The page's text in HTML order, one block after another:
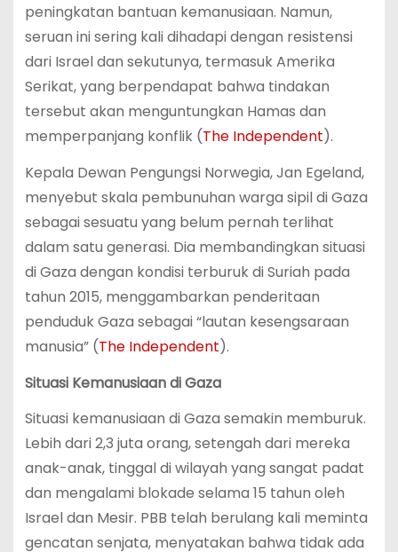
peningkatan bantuan kemanusiaan. Namun,
seruan ini sering kali dihadapi dengan resistensi
dari Israel dan sekutunya, termasuk Amerika
Serikat, yang berpendapat bahwa tindakan
tersebut akan menguntungkan Hamas dan
memperpanjang konflik​ (The Independent)​.
Kepala Dewan Pengungsi Norwegia, Jan Egeland,
menyebut skala pembunuhan warga sipil di Gaza
sebagai sesuatu yang belum pernah terlihat
dalam satu generasi. Dia membandingkan situasi
di Gaza dengan kondisi terburuk di Suriah pada
tahun 2015, menggambarkan penderitaan
penduduk Gaza sebagai “lautan kesengsaraan
manusia”​ (The Independent)​.
Situasi Kemanusiaan di Gaza
Situasi kemanusiaan di Gaza semakin memburuk.
Lebih dari 2,3 juta orang, setengah dari mereka
anak-anak, tinggal di wilayah yang sangat padat
dan mengalami blokade selama 15 tahun oleh
Israel dan Mesir. PBB telah berulang kali meminta
gencatan senjata, menyatakan bahwa tidak ada